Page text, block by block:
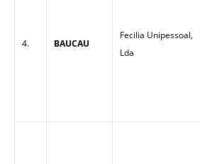
4. BAUCAU
Fecilia Unipessoal,
Lda